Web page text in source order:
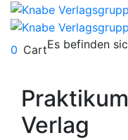
0 CartEs befinden
Verlag